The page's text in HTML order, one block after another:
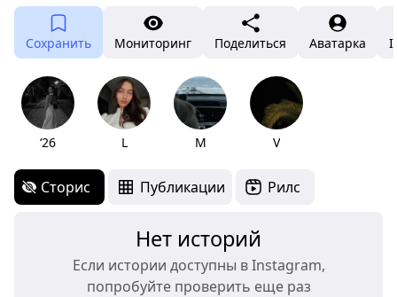
Сохранить Мониторинг Поделиться Аватарка
‘26 L M V
Сторис Публикации Рилс
Нет историй
Если истории доступны в Instagram,
попробуйте проверить еще раз